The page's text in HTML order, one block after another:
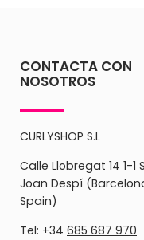
CONTACTA CON
NOSOTROS
CURLYSHOP S.L
Calle Llobregat 14 1-1
Joan Despí
Spain)
Tel: +34 685 687 970